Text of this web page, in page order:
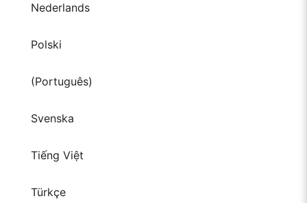
Nederlands
Polski
(Português)
Svenska
Tiếng Việt
Türkçe